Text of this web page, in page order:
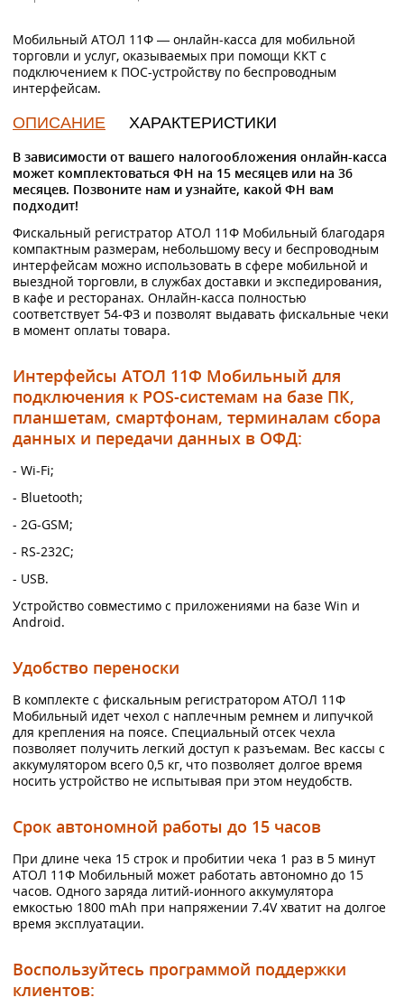
Мобильный АТОЛ 11Ф — онлайн-касса для мобильной
торговли и услуг, оказываемых при помощи ККТ с
подключением к ПОС-устройству по беспроводным
интерфейсам.
ОПИСАНИЕ ХАРАКТЕРИСТИКИ
В зависимости от вашего налогообложения онлайн-касса
может комплектоваться ФН на 15 месяцев или на 36
месяцев. Позвоните нам и узнайте, какой ФН вам
подходит!
Фискальный регистратор АТОЛ 11Ф Мобильный благодаря
компактным размерам, небольшому весу и беспроводным
интерфейсам можно использовать в сфере мобильной и
выездной торговли, в службах доставки и экспедирования,
в кафе и ресторанах. Онлайн-касса полностью
соответствует 54-ФЗ и позволят выдавать фискальные чеки
в момент оплаты товара.
Интерфейсы АТОЛ 11Ф Мобильный для
подключения к POS-системам на базе ПК,
планшетам, смартфонам, терминалам сбора
данных и передачи данных в ОФД:
- Wi-Fi;
- Bluetooth;
- 2G-GSM;
- RS-232C;
- USB.
Устройство совместимо с приложениями на базе Win и
Android.
Удобство переноски
В комплекте с фискальным регистратором АТОЛ 11Ф
Мобильный идет чехол с наплечным ремнем и липучкой
для крепления на поясе. Специальный отсек чехла
позволяет получить легкий доступ к разъемам. Вес кассы с
аккумулятором всего 0,5 кг, что позволяет долгое время
носить устройство не испытывая при этом неудобств.
Срок автономной работы до 15 часов
При длине чека 15 строк и пробитии чека 1 раз в 5 минут
АТОЛ 11Ф Мобильный может работать автономно до 15
часов. Одного заряда литий-ионного аккумулятора
емкостью 1800 mAh при напряжении 7.4V хватит на долгое
время эксплуатации.
Воспользуйтесь программой поддержки
клиентов: